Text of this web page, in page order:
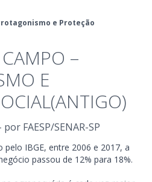
e Proteção
–
E
por FAESP/SENAR-SP
IBGE, entre 2006 e 2017, a
passou de 12% para 18%.